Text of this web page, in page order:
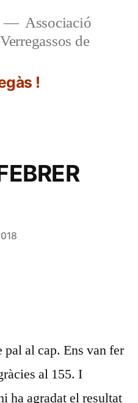
Associació
de
!
pal al cap. Ens van fer
al 155. I
ha agradat el resultat